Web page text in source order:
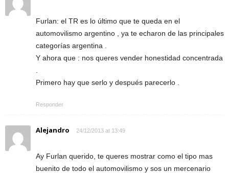
Furlan: el TR es lo último que te queda en el
automovilismo argentino , ya te echaron de las principales
categorías argentina .
Y ahora que : nos queres vender honestidad concentrada
Primero hay que serlo y después parecerlo .
Responder
Alejandro 24/12/2013 at 13:49
Ay Furlan querido, te queres mostrar como el tipo mas
buenito de todo el automovilismo y sos un mercenario